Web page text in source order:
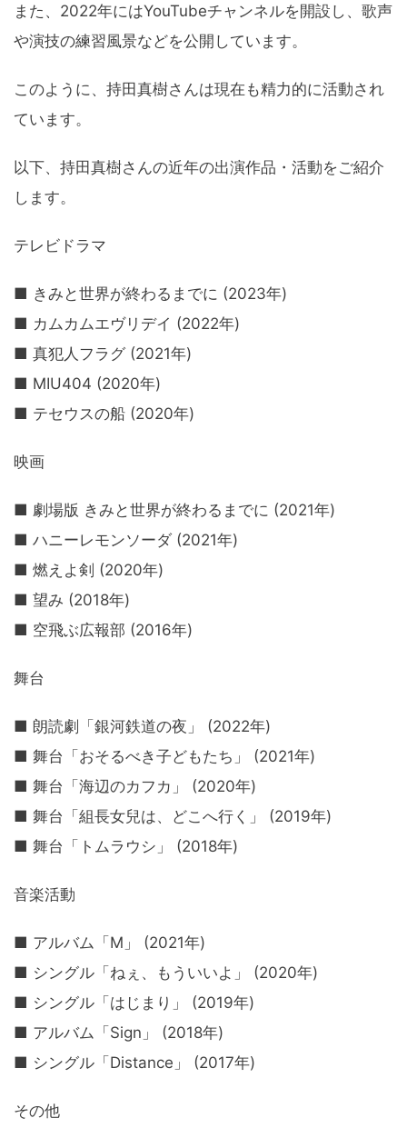
また、2022年にはYouTubeチャンネルを開設し、歌声
や演技の練習風景などを公開しています。
このように、持田真樹さんは現在も精力的に活動され
ています。
以下、持田真樹さんの近年の出演作品・活動をご紹介
します。
テレビドラマ
■ きみと世界が終わるまでに (2023年)
■ カムカムエヴリデイ (2022年)
■ 真犯人フラグ (2021年)
■ MIU404 (2020年)
■ テセウスの船 (2020年)
映画
■ 劇場版 きみと世界が終わるまでに (2021年)
■ ハニーレモンソーダ (2021年)
■ 燃えよ剣 (2020年)
■ 望み (2018年)
■ 空飛ぶ広報部 (2016年)
舞台
■ 朗読劇「銀河鉄道の夜」 (2022年)
■ 舞台「おそるべき子どもたち」 (2021年)
■ 舞台「海辺のカフカ」 (2020年)
■ 舞台「組長女兒は、どこへ行く」 (2019年)
■ 舞台「トムラウシ」 (2018年)
音楽活動
■ アルバム「M」 (2021年)
■ シングル「ねぇ、もういいよ」 (2020年)
■ シングル「はじまり」 (2019年)
■ アルバム「Sign」 (2018年)
■ シングル「Distance」 (2017年)
その他